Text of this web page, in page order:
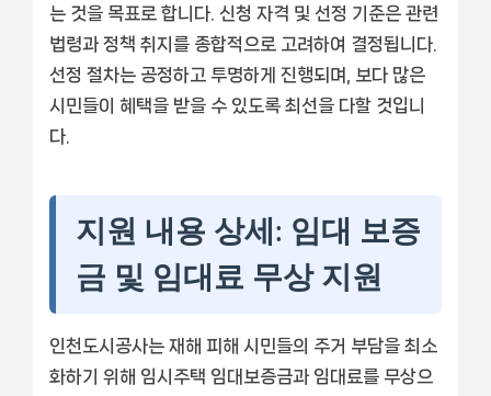
는 것을 목표로 합니다. 신청 자격 및 선정 기준은 관련
법령과 정책 취지를 종합적으로 고려하여 결정됩니다.
선정 절차는 공정하고 투명하게 진행되며, 보다 많은
시민들이 혜택을 받을 수 있도록 최선을 다할 것입니
다.
지원 내용 상세: 임대 보증
금 및 임대료 무상 지원
인천도시공사는 재해 피해 시민들의 주거 부담을 최소
화하기 위해 임시주택 임대보증금과 임대료를 무상으